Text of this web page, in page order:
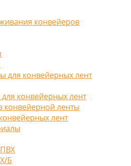
конвейеров
для конвейерных лент
конвейерных лент
конвейерной ленты
лент
Б